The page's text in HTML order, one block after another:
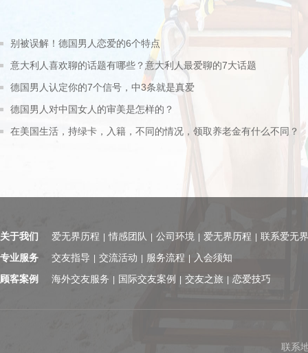
别被误解！德国男人恋爱的6个特点
意大利人喜欢聊的话题有哪些？意大利人最爱聊的7大话题
德国男人认定你的7个信号，中3条就是真爱
德国男人对中国女人的审美是怎样的？
在美国生活，持绿卡，入籍，不同的情况，领取养老金有什么不同？
关于我们 爱无界历程 情感团队 公司环境 爱无界历程
联系爱无界
专业服务
交友指导 交流活动 服务流程
入会须知
顾客案例
海外交友服务 国际交友案例 交友之旅 恋爱技巧
联系